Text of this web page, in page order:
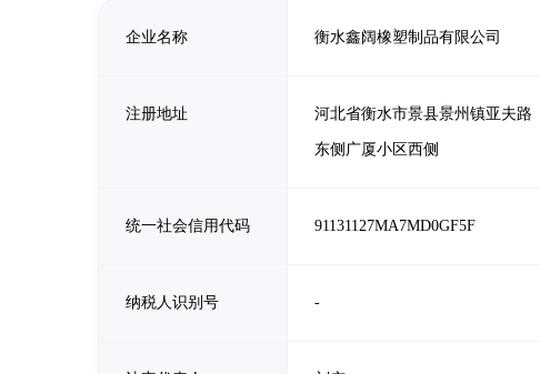
企业名称 衡水鑫阔橡塑制品有限公司
注册地址 河北省衡水市景县景州镇亚夫路
东侧广厦小区西侧
统一社会信用代码 91131127MA7MD0GF5F
纳税人识别号 -